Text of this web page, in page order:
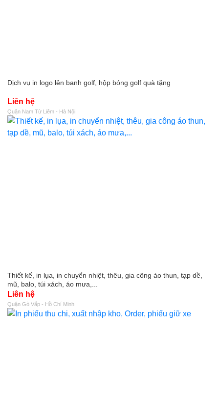
Dịch vụ in logo lên banh golf, hộp bóng golf quà tặng
Liên hệ
Quận Nam Từ Liêm - Hà Nội
Thiết kế, in lụa, in chuyển nhiệt, thêu, gia công áo thun, tạp dề,
mũ, balo, túi xách, áo mưa,...
Liên hệ
Quận Gò Vấp - Hồ Chí Minh